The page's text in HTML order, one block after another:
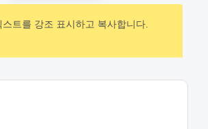
트를 강조 표시하고 복사합니다.